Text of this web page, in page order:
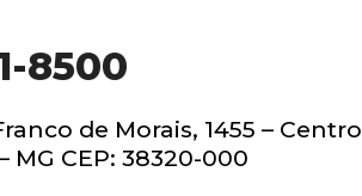
8500
de Morais, 1455 – Centro
MG CEP: 38320-000